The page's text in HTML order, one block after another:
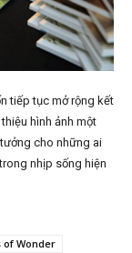
tiếp tục mở rộng kết
hình ảnh một
cho những ai
nhịp sống hiện
of Wonder